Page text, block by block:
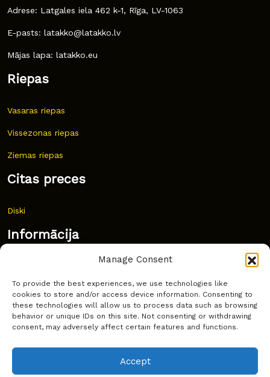
Manage Consent
To provide the best experiences, we use technologies like
cookies to store and/or access device information. Consenting to
these technologies will allow us to process data such as browsing
behavior or unique IDs on this site. Not consenting or withdrawing
consent, may adversely affect certain features and functions.
Accept
Adrese: Latgales iela 462 k-1, Rīga, LV-1063
E-pasts: latakko@latakko.lv
Mājas lapa: latakko.eu
Riepas
Vasaras riepas
Vissezonas riepas
Ziemas riepas
Citas preces
Diski
Informācija
Bieži uzdoti jautājumi
Kur pirkt?
Sīkdatņu politika